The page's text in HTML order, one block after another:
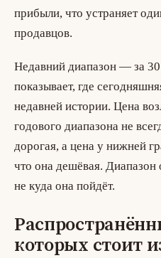
прибыли, что устраняет
продавцов.
Недавний диапазон — за
показывает, где
недавней истории. Цена
годового диапазона не
дорогая, а цена у нижней
что она дешёвая. Диапазон
не куда она пойдёт.
которых стоит